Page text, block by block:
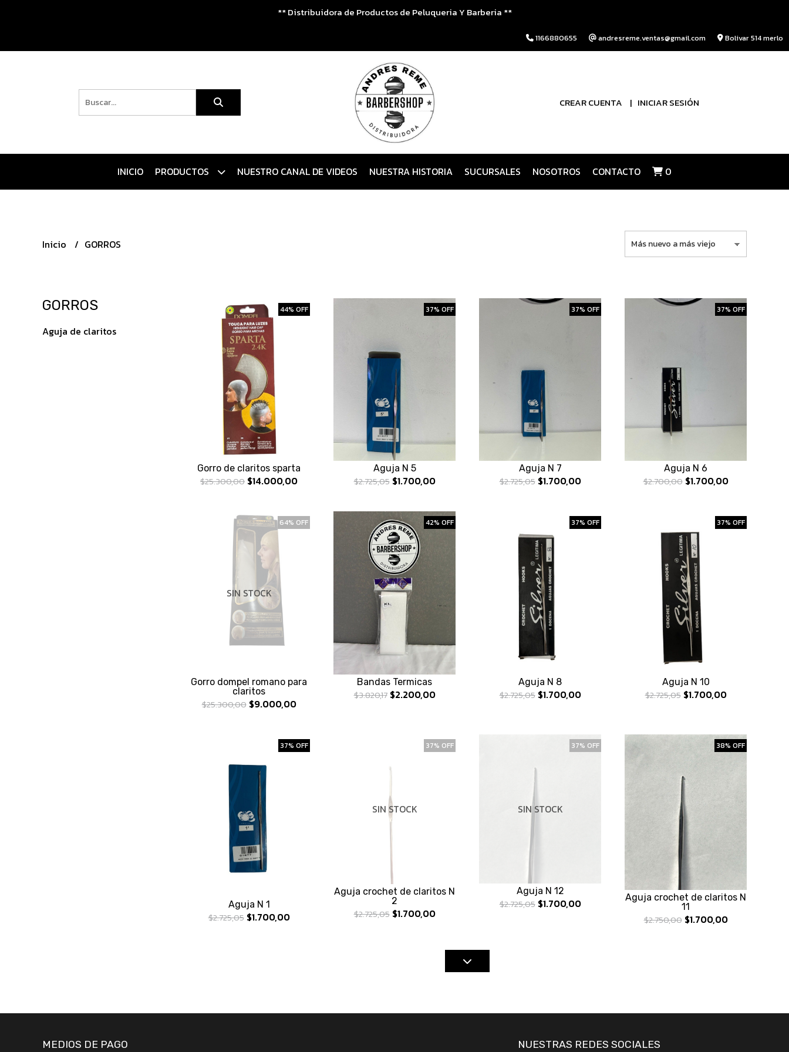
** Distribuidora de Productos de Peluqueria Y Barberia **
1166880655 andresreme.ventas@gmail.com Bolivar 514 merlo
CREAR CUENTA INICIAR SESIÓN
INICIO PRODUCTOS NUESTRO CANAL DE VIDEOS NUESTRA HISTORIA SUCURSALES NOSOTROS CONTACTO 0
Inicio GORROS
GORROS
Aguja de claritos
44% OFF
Gorro de claritos sparta
$25.300,00 $14.000,00
37% OFF
Aguja N 5
$2.725,05$1.700,00
37% OFF
Aguja N 7
$2.725,05$1.700,00
37% OFF
Aguja N 6
$2.700,00$1.700,00
64% OFF
SIN STOCK
Gorro dompel romano para
claritos
$25.300,00$9.000,00
42% OFF
Bandas Termicas
$3.820,17$2.200,00
37% OFF
Aguja N 8
$2.725,05$1.700,00
37% OFF
Aguja N 10
$2.725,05$1.700,00
37% OFF
Aguja N 1
$2.725,05$1.700,00
37% OFF
SIN STOCK
Aguja crochet de claritos N
2
$2.725,05$1.700,00
37% OFF
SIN STOCK
Aguja N 12
$2.725,05$1.700,00
38% OFF
Aguja crochet de claritos N
11
$2.750,00$1.700,00
MEDIOS DE PAGO NUESTRAS REDES SOCIALES